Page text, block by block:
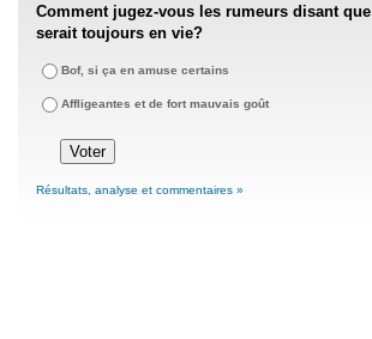
Comment jugez-vous les rumeurs disant
serait toujours en vie?
Bof, si ça en amuse certains
Affligeantes et de fort mauvais goût
Résultats, analyse et commentaires »